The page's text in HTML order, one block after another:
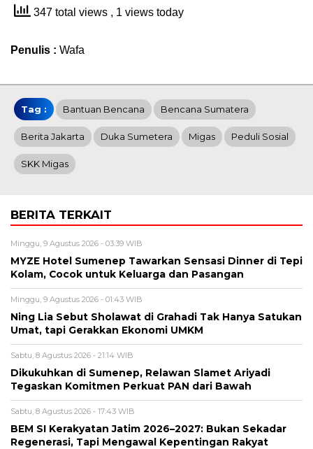
347 total views , 1 views today
Penulis : Wafa
Tag : Bantuan Bencana Bencana Sumatera
Berita Jakarta Duka Sumetera Migas Peduli Sosial
SKK Migas
BERITA TERKAIT
Minggu, 9 Agustus 2026 - 03:39 WIB
MYZE Hotel Sumenep Tawarkan Sensasi Dinner di Tepi
Kolam, Cocok untuk Keluarga dan Pasangan
Minggu, 9 Agustus 2026 - 01:43 WIB
Ning Lia Sebut Sholawat di Grahadi Tak Hanya Satukan
Umat, tapi Gerakkan Ekonomi UMKM
Sabtu, 8 Agustus 2026 - 21:14 WIB
Dikukuhkan di Sumenep, Relawan Slamet Ariyadi
Tegaskan Komitmen Perkuat PAN dari Bawah
Sabtu, 8 Agustus 2026 - 17:43 WIB
BEM SI Kerakyatan Jatim 2026–2027: Bukan Sekadar
Regenerasi, Tapi Mengawal Kepentingan Rakyat